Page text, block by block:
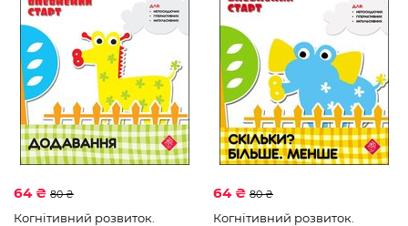
64 ₴ 80 ₴
Когнітивний розвиток.
64 ₴ 80 ₴
Когнітивний розвиток.